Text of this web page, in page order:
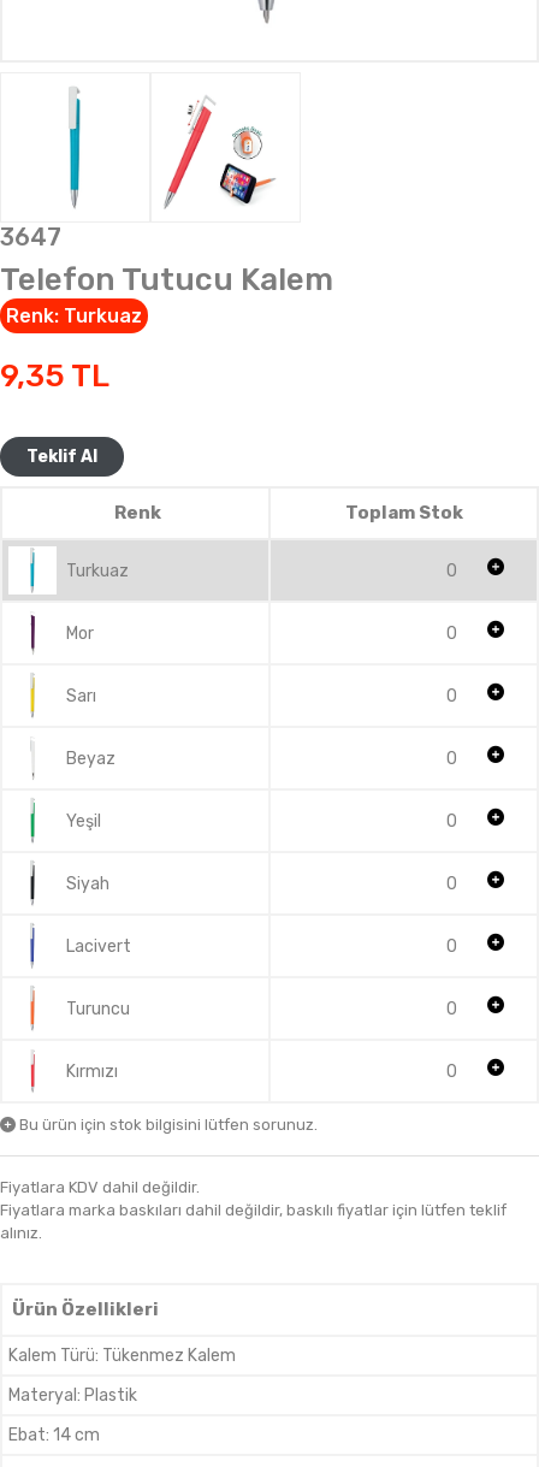
3647
Telefon Tutucu Kalem
Renk: Turkuaz
9,35 TL
Teklif Al
Renk Toplam Stok
Turkuaz 0
Mor 0
Sarı 0
Beyaz 0
Yeşil 0
Siyah 0
Lacivert 0
Turuncu 0
Kırmızı 0
Bu ürün için stok bilgisini lütfen sorunuz.
Fiyatlara KDV dahil değildir.
Fiyatlara marka baskıları dahil değildir, baskılı fiyatlar için lütfen teklif
alınız.
Ürün Özellikleri
Kalem Türü: Tükenmez Kalem
Materyal : Plastik
Ebat: 14 cm